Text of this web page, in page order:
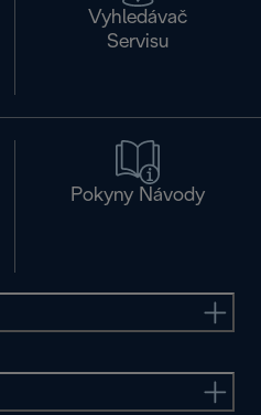
Vyhledávač
Servisu
Pokyny Návody